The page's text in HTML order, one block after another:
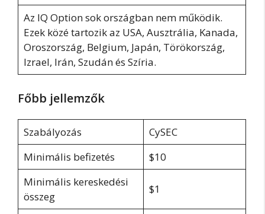
Az IQ Option sok országban nem működik.
Ezek közé tartozik az USA, Ausztrália, Kanada,
Oroszország, Belgium, Japán, Törökország,
Izrael, Irán, Szudán és Szíria.
Főbb jellemzők
Szabályozás
CySEC
Minimális befizetés
$10
Minimális kereskedési
összeg
$1